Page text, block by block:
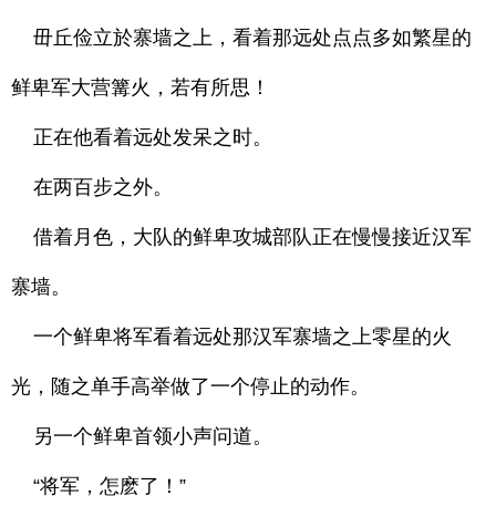
毌丘俭立於寨墙之上，看着那远处点点多如繁星的
鲜卑军大营篝火，若有所思！
正在他看着远处发呆之时。
在两百步之外。
借着月色，大队的鲜卑攻城部队正在慢慢接近汉军
寨墙。
一个鲜卑将军看着远处那汉军寨墙之上零星的火
光，随之单手高举做了一个停止的动作。
另一个鲜卑首领小声问道。
“将军，怎麽了！”